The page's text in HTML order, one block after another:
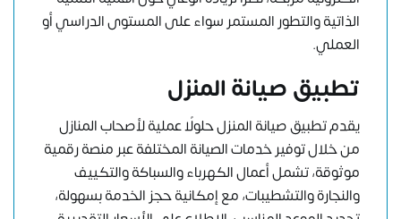
الذاتية والتطور المستمر سواء على المستوى الدراسي أو
العملي.
تطبيق صيانة المنزل
يقدم تطبيق صيانة المنزل حلولًا عملية لأصحاب المنازل
من خلال توفير خدمات الصيانة المختلفة عبر منصة رقمية
موثوقة، تشمل أعمال الكهرباء والسباكة والتكييف
والنجارة والتشطيبات، مع إمكانية حجز الخدمة بسهولة،